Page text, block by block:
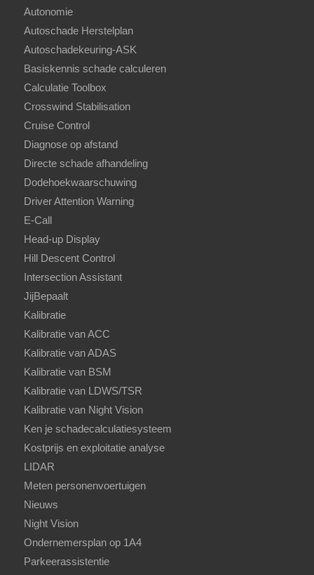
Autonomie
Autoschade Herstelplan
Autoschadekeuring-ASK
Basiskennis schade calculeren
Calculatie Toolbox
Crosswind Stabilisation
Cruise Control
Diagnose op afstand
Directe schade afhandeling
Dodehoekwaarschuwing
Driver Attention Warning
E-Call
Head-up Display
Hill Descent Control
Intersection Assistant
JijBepaalt
Kalibratie
Kalibratie van ACC
Kalibratie van ADAS
Kalibratie van BSM
Kalibratie van LDWS/TSR
Kalibratie van Night Vision
Ken je schadecalculatiesysteem
Kostprijs en exploitatie analyse
LIDAR
Meten personenvoertuigen
Nieuws
Night Vision
Ondernemersplan op 1A4
Parkeerassistentie